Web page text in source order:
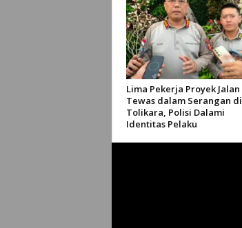
Lima Pekerja Proyek Jalan
Tewas dalam Serangan di
Tolikara, Polisi Dalami
Identitas Pelaku